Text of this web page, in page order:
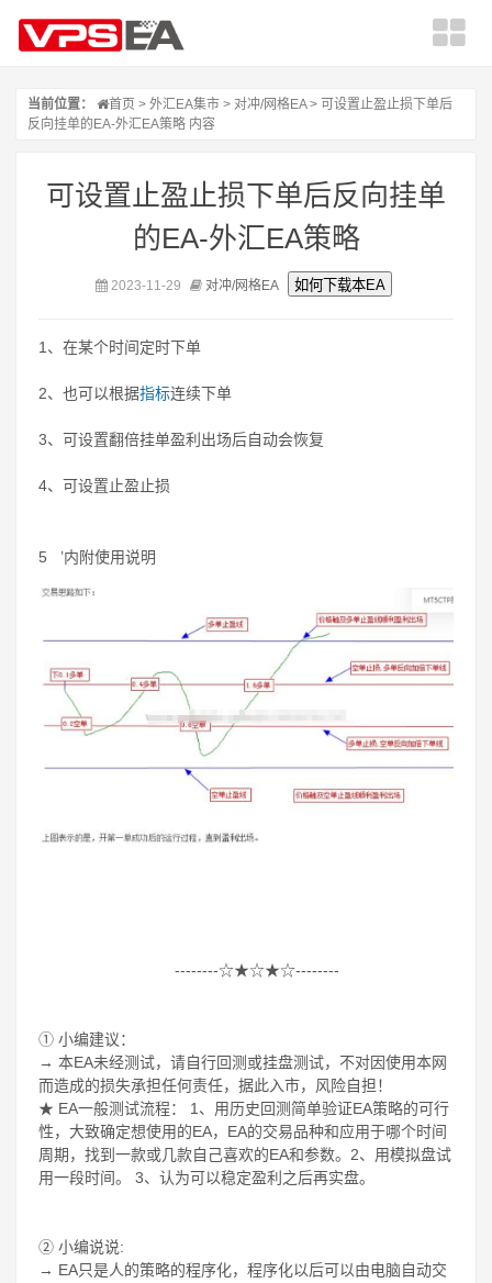
当前位置： 首页 > 外汇EA集市 > 对冲/网格EA> 可设置止盈止损下单后
反向挂单的EA-外汇EA策略 内容
可设置止盈止损下单后反向挂单
的EA-外汇EA策略
2023-11-29 对冲/网格EA
1、在某个时间定时下单
2、也可以根据指标连续下单
3、可设置翻倍挂单盈利出场后自动会恢复
4、可设置止盈止损
5 ’内附使用说明
--------☆★☆★☆--------
① 小编建议：
→ 本EA未经测试，请自行回测或挂盘测试，不对因使用本网
而造成的损失承担任何责任，据此入市，风险自担！
★ EA一般测试流程： 1、用历史回测简单验证EA策略的可行
性，大致确定想使用的EA，EA的交易品种和应用于哪个时间
周期，找到一款或几款自己喜欢的EA和参数。2、用模拟盘试
用一段时间。 3、认为可以稳定盈利之后再实盘。
② 小编说说:
→ EA只是人的策略的程序化，程序化以后可以由电脑自动交